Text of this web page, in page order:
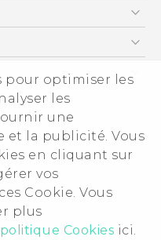
pour optimiser les
les
une
et la publicité. Vous
en cliquant sur
vos
Cookie. Vous
plus
politique Cookies ici.
Nano-Sim)
sécurité et de